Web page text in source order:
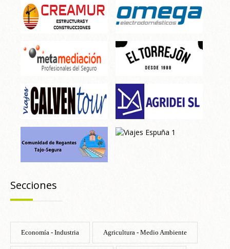
Secciones
Economía - Industria Agricultura - Medio Ambiente